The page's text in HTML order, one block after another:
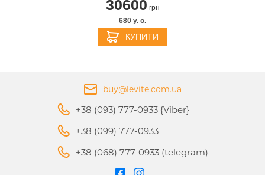
30600 грн
680 y. о.
КУПИТИ
buy@levite.com.ua
+38 (093) 777-0933 {Viber}
+38 (099) 777-0933
+38 (068) 777-0933 (telegram)